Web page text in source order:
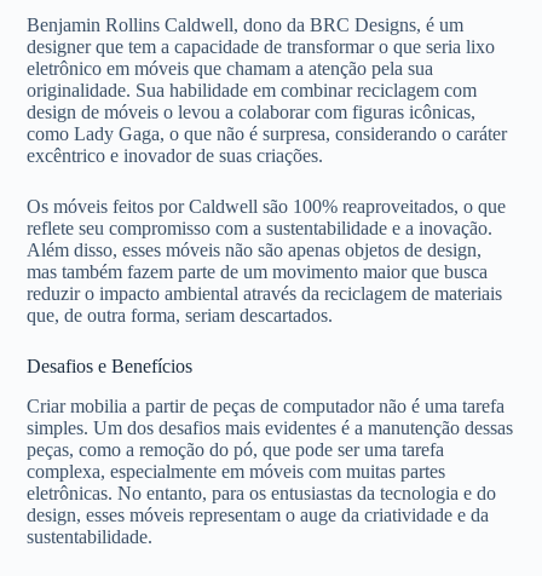
Benjamin Rollins Caldwell, dono da BRC Designs, é um
designer que tem a capacidade de transformar o que seria lixo
eletrônico em móveis que chamam a atenção pela sua
originalidade. Sua habilidade em combinar reciclagem com
design de móveis o levou a colaborar com figuras icônicas,
como Lady Gaga, o que não é surpresa, considerando o caráter
excêntrico e inovador de suas criações.
Os móveis feitos por Caldwell são 100% reaproveitados, o que
reflete seu compromisso com a sustentabilidade e a inovação.
Além disso, esses móveis não são apenas objetos de design,
mas também fazem parte de um movimento maior que busca
reduzir o impacto ambiental através da reciclagem de materiais
que, de outra forma, seriam descartados.
Desafios e Benefícios
Criar mobilia a partir de peças de computador não é uma tarefa
simples. Um dos desafios mais evidentes é a manutenção dessas
peças, como a remoção do pó, que pode ser uma tarefa
complexa, especialmente em móveis com muitas partes
eletrônicas. No entanto, para os entusiastas da tecnologia e do
design, esses móveis representam o auge da criatividade e da
sustentabilidade.